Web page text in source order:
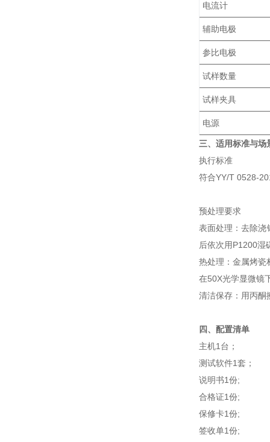
电流计
辅助电极
参比电极
试样数量
试样夹具
电源
三、适用标准与场
执行标准
符合YY/T 0528-
预处理要求‌
表面处理：去除浇
后依次用P1200湿
热处理：金属烤瓷
在50X光学显微镜
清洁保存：用丙酮
四、配置清单
主机1台；
测试软件1套；
说明书1份;
合格证1份;
保修卡1份;
签收单1份;